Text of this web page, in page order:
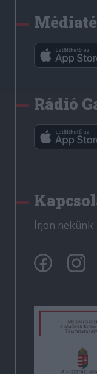
Rádió
Írjon nekünk